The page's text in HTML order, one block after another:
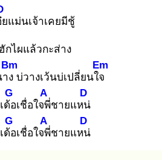
แม่นเจ้าเคยมีชู้
กไผแล้วกะส่าง
ง
Bm
บ่วางเว้นบ่เปลี่ยนใจ
Em
ด้อ
G
เชื่อใจพี่
A
ชายแหน่
D
ด้อ
G
เชื่อใจพี่
A
ชายแหน่
D